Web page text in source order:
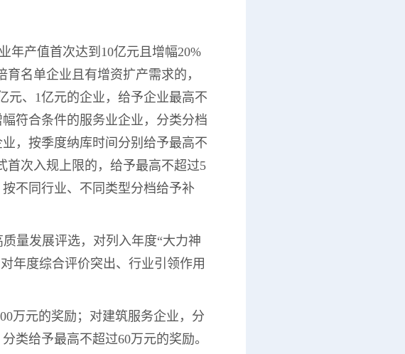
年产值首次达到10亿元且增幅20%
名单企业且有增资扩产需求的，
元、1亿元的企业，给予企业最高不
符合条件的服务业企业，分类分档
，按季度纳库时间分别给予最高不
首次入规上限的，给予最高不超过5
不同行业、不同类型分档给予补
量发展评选，对列入年度“大力神
年度综合评价突出、行业引领作用
万元的奖励；对建筑服务企业，分
类给予最高不超过60万元的奖励。